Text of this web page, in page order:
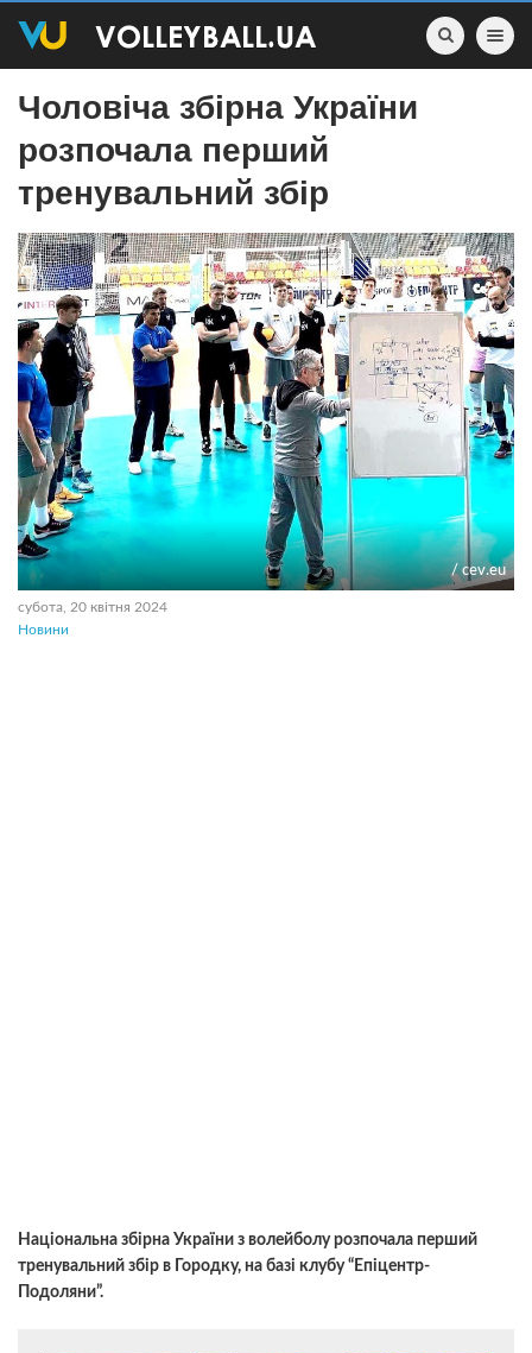
Toggle
Чоловіча збірна України
розпочала перший
тренувальний збір
/ cev.eu
субота, 20 квітня 2024
Новини
Національна збірна України з волейболу розпочала перший
тренувальний збір в Городку, на базі клубу “Епіцентр-
Подоляни”.